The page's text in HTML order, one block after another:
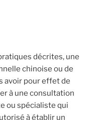
décrites, une
chinoise ou de
avoir pour effet de
à une consultation
ou spécialiste qui
à établir un